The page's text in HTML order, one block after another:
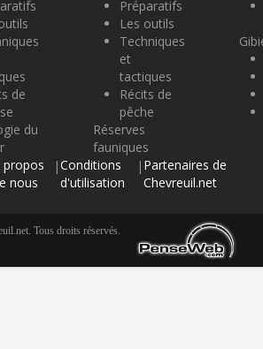
de
du
Préparatifs
Les outils
Techniques
et
tactiques
Récits de
pêche
Réserves
fauniques
propos
nous
|Conditions
d'utilisation
| Partenaires de
Chevreuil.net
Tous droits réservés.